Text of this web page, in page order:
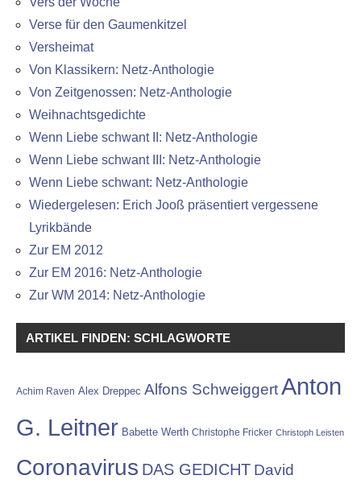
Verse für den Gaumenkitzel
Versheimat
Von Klassikern: Netz-Anthologie
Von Zeitgenossen: Netz-Anthologie
Weihnachtsgedichte
Wenn Liebe schwant II: Netz-Anthologie
Wenn Liebe schwant III: Netz-Anthologie
Wenn Liebe schwant: Netz-Anthologie
Wiedergelesen: Erich Jooß präsentiert vergessene
Lyrikbände
Zur EM 2012
Zur EM 2016: Netz-Anthologie
Zur WM 2014: Netz-Anthologie
ARTIKEL FINDEN: SCHLAGWORTE
Achim Raven Alex Dreppec Alfons SchweiggertAnton
G. Leitner Babette Werth Christophe Fricker Christoph Leisten
Coronavirus DAS GEDICHT David